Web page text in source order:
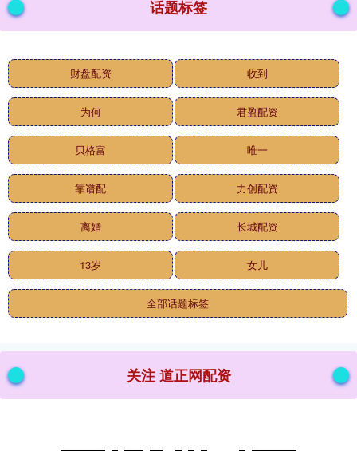
话题标签
财盘配资 收到
为何 君盈配资
贝格富 唯一
靠谱配 力创配资
离婚 长城配资
13岁 女儿
全部话题标签
关注 道正网配资